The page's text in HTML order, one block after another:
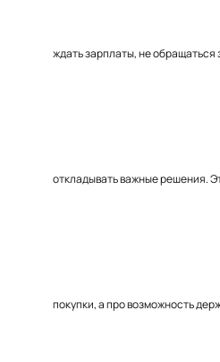
ждать зарплаты, не
откладывать важные решения.
покупки, а про возможность